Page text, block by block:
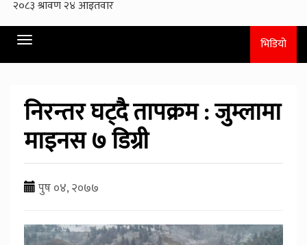
Toggle
navigation
भिडियो
निरन्तर घट्दै तापक्रम : जुम्लामा
माइनस ७ डिग्री
पुष ०४, २०७७